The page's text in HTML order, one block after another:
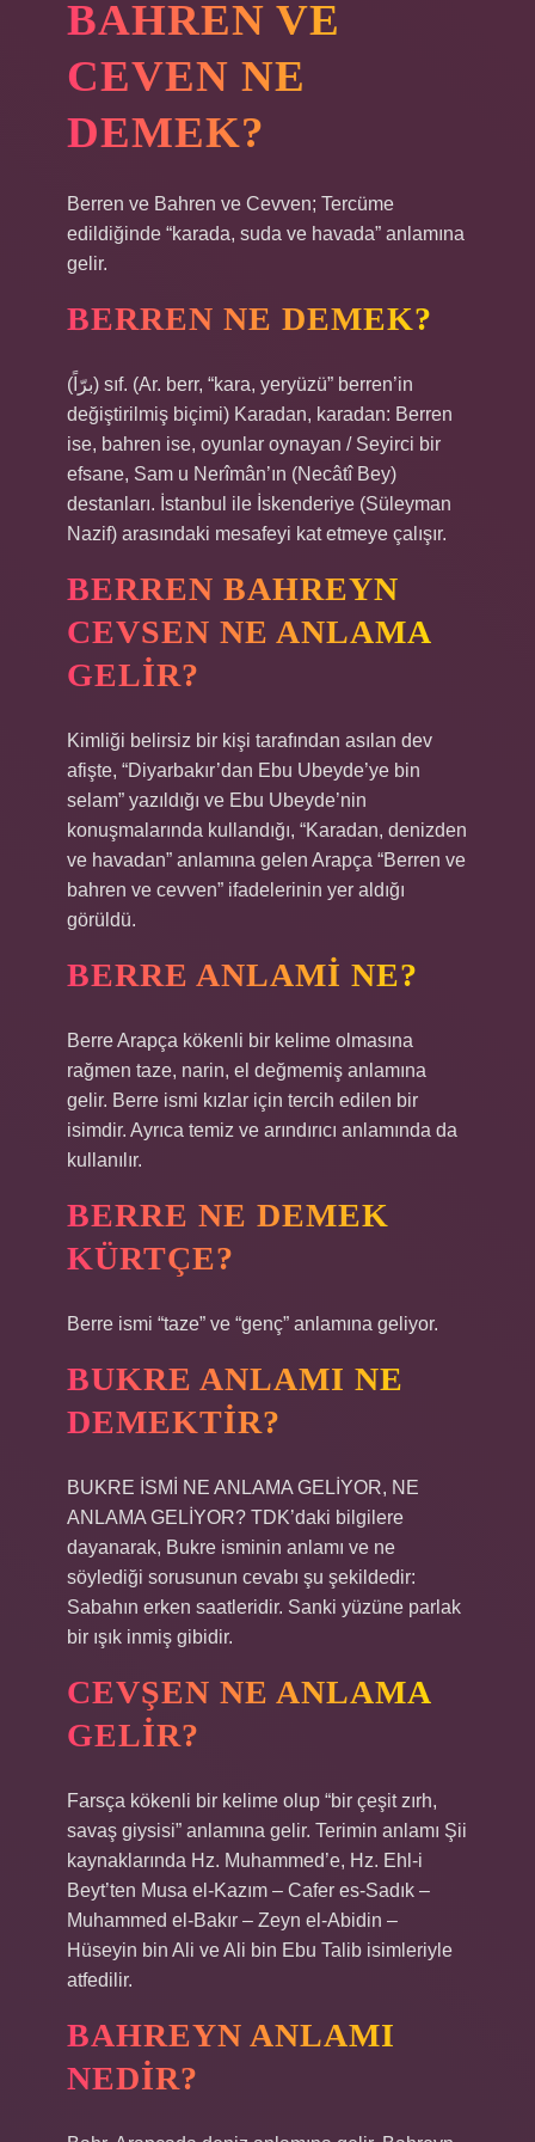
BAHREN VE
CEVEN NE
DEMEK?
Berren ve Bahren ve Cevven; Tercüme
edildiğinde “karada, suda ve havada” anlamına
gelir.
BERREN NE DEMEK?
(ﺑﺮّﺍً) sıf. (Ar. berr, “kara, yeryüzü” berren’in
değiştirilmiş biçimi) Karadan, karadan: Berren
ise, bahren ise, oyunlar oynayan / Seyirci bir
efsane, Sam u Nerîmân’ın (Necâtî Bey)
destanları. İstanbul ile İskenderiye (Süleyman
Nazif) arasındaki mesafeyi kat etmeye çalışır.
BERREN BAHREYN
CEVSEN NE ANLAMA
GELIR?
Kimliği belirsiz bir kişi tarafından asılan dev
afişte, “Diyarbakır’dan Ebu Ubeyde’ye bin
selam” yazıldığı ve Ebu Ubeyde’nin
konuşmalarında kullandığı, “Karadan, denizden
ve havadan” anlamına gelen Arapça “Berren ve
bahren ve cevven” ifadelerinin yer aldığı
görüldü.
BERRE ANLAMI NE?
Berre Arapça kökenli bir kelime olmasına
rağmen taze, narin, el değmemiş anlamına
gelir. Berre ismi kızlar için tercih edilen bir
isimdir. Ayrıca temiz ve arındırıcı anlamında da
kullanılır.
BERRE NE DEMEK
KÜRTÇE?
Berre ismi “taze” ve “genç” anlamına geliyor.
BUKRE ANLAMI NE
DEMEKTIR?
BUKRE İSMİ NE ANLAMA GELİYOR, NE
ANLAMA GELİYOR? TDK’daki bilgilere
dayanarak, Bukre isminin anlamı ve ne
söylediği sorusunun cevabı şu şekildedir:
Sabahın erken saatleridir. Sanki yüzüne parlak
bir ışık inmiş gibidir.
CEVŞEN NE ANLAMA
GELIR?
Farsça kökenli bir kelime olup “bir çeşit zırh,
savaş giysisi” anlamına gelir. Terimin anlamı Şii
kaynaklarında Hz. Muhammed’e, Hz. Ehl-i
Beyt’ten Musa el-Kazım – Cafer es-Sadık –
Muhammed el-Bakır – Zeyn el-Abidin –
Hüseyin bin Ali ve Ali bin Ebu Talib isimleriyle
atfedilir.
BAHREYN ANLAMI
NEDIR?